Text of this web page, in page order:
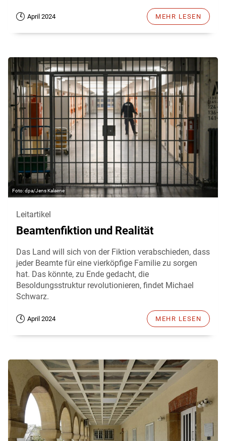
April 2024 MEHR LESEN
dpa/Jens Kalaene
Leitartikel
Beamtenfiktion und Realität
Das Land will sich von der Fiktion verabschieden, dass
jeder Beamte für eine vierköpfige Familie zu sorgen
hat. Das könnte, zu Ende gedacht, die
Besoldungsstruktur revolutionieren, findet Michael
Schwarz.
April 2024 MEHR LESEN